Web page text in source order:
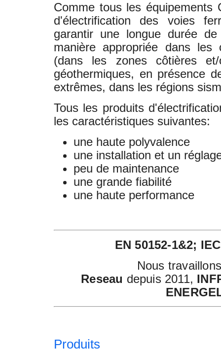
Comme tous les équipements
d'électrification des voies
garantir une longue durée
manière appropriée dans les
(dans les zones côtières
géothermiques, en présence
extrêmes, dans les régions
Tous les produits
les caractéristiques suivantes:
une haute polyvalence
une installation et un
peu de maintenance
une grande fiabilité
une haute performance
EN 50152-1&2;
Nous
Reseau depuis 2011,
Produits